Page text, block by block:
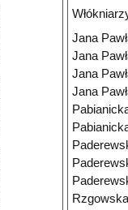
Jana
Jana
Jana
Jana
Rzgowska